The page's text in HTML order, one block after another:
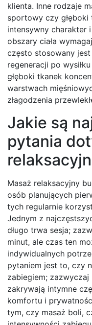
klienta. Inne rodzaje
sportowy czy głęboki
intensywny charakter
obszary ciała
często stosowany
regeneracji po
głęboki tkanek
warstwach
złagodzenia
Jakie są
pytania
Masaż relaksacyjny
osób planujących
tych regularnie
Jednym z
długo trwa sesja;
minut, ale czas ten
indywidualnych
pytaniem jest to, czy
zabiegiem;
zakrywają intymne
komfortu i
tym, czy masaż boli,